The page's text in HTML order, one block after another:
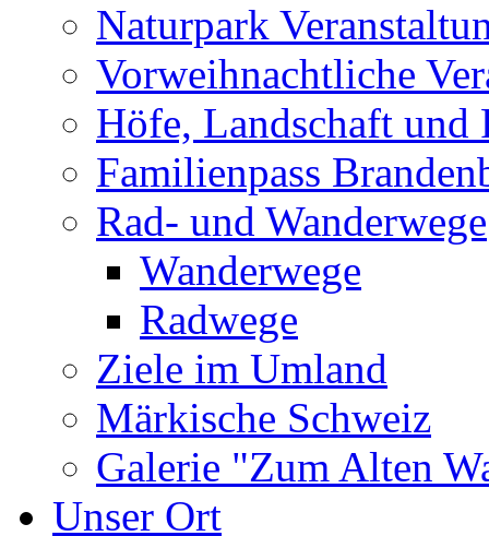
Naturpark
Vorweihnachtliche
Höfe, Landschaft und
Familienpass
Rad- und Wanderwege
Wanderwege
Radwege
Ziele im Umland
Märkische Schweiz
Galerie "Zum Alten
Unser Ort